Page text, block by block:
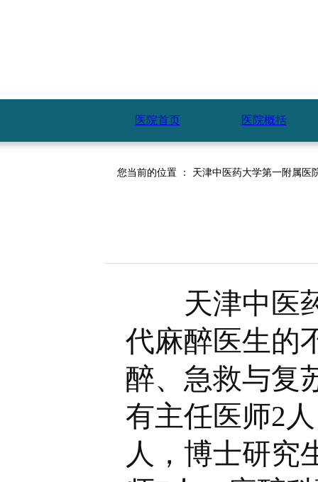
医院首页 医院概括
您当前的位置 ： 天津中医药大学第一附属医
天津中医药
代麻醉医生的
醉、急救与复
有主任医师2
人，博士研究